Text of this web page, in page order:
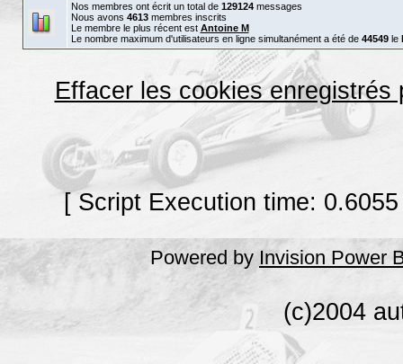
Nos membres ont écrit un total de 129124messages
Nous avons 4613membres inscrits
Le membre le plus récent est Antoine M
Le nombre maximum d'utilisateurs en ligne simultanément a été de 44549le
Effacer les cookies enregistrés
[ Script Execution time:
Powered by Invision Power
(c)2004